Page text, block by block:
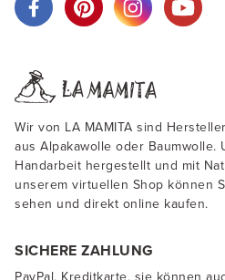
Wir von LA MAMITA sind
aus Alpakawolle oder Baumwolle.
Handarbeit hergestellt und mit
unserem virtuellen Shop können
sehen und direkt online kaufen.
SICHERE ZAHLUNG
PayPal, Kreditkarte, sie können